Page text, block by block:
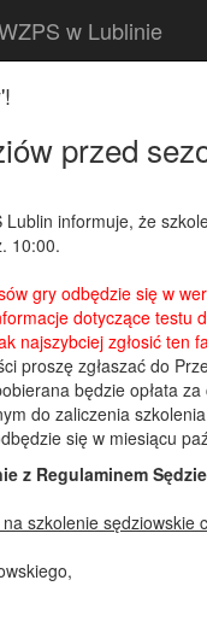
w Lublinie
przed
Lublin informuje, że
10:00.
gry odbędzie się w
dotyczące testu
najszybciej zgłosić ten
proszę zgłaszać do
będzie opłata
do zaliczenia
się w miesiącu
z Regulaminem
szkolenie sędziowskie